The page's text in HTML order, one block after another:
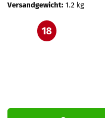
Versandgewicht: 1.2 kg
18